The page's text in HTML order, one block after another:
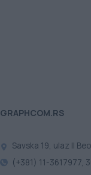
GRAPHCOM.RS
Savska 19, ulaz II
(+381) 11-3617977,